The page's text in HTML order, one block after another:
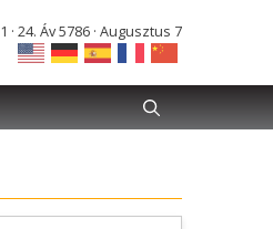
· 24. Áv 5786 · Augusztus 7